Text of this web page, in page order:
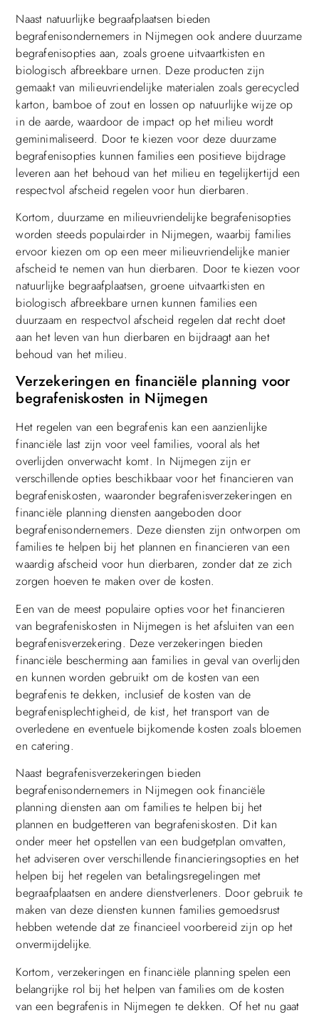
Naast natuurlijke begraafplaatsen bieden
begrafenisondernemers in Nijmegen ook andere duurzame
begrafenisopties aan, zoals groene uitvaartkisten en
biologisch afbreekbare urnen. Deze producten zijn
gemaakt van milieuvriendelijke materialen zoals gerecycled
karton, bamboe of zout en lossen op natuurlijke wijze op
in de aarde, waardoor de impact op het milieu wordt
geminimaliseerd. Door te kiezen voor deze duurzame
begrafenisopties kunnen families een positieve bijdrage
leveren aan het behoud van het milieu en tegelijkertijd een
respectvol afscheid regelen voor hun dierbaren.
Kortom, duurzame en milieuvriendelijke begrafenisopties
worden steeds populairder in Nijmegen, waarbij families
ervoor kiezen om op een meer milieuvriendelijke manier
afscheid te nemen van hun dierbaren. Door te kiezen voor
natuurlijke begraafplaatsen, groene uitvaartkisten en
biologisch afbreekbare urnen kunnen families een
duurzaam en respectvol afscheid regelen dat recht doet
aan het leven van hun dierbaren en bijdraagt aan het
behoud van het milieu.
Verzekeringen en financiële planning voor
begrafeniskosten in Nijmegen
Het regelen van een begrafenis kan een aanzienlijke
financiële last zijn voor veel families, vooral als het
overlijden onverwacht komt. In Nijmegen zijn er
verschillende opties beschikbaar voor het financieren van
begrafeniskosten, waaronder begrafenisverzekeringen en
financiële planning diensten aangeboden door
begrafenisondernemers. Deze diensten zijn ontworpen om
families te helpen bij het plannen en financieren van een
waardig afscheid voor hun dierbaren, zonder dat ze zich
zorgen hoeven te maken over de kosten.
Een van de meest populaire opties voor het financieren
van begrafeniskosten in Nijmegen is het afsluiten van een
begrafenisverzekering. Deze verzekeringen bieden
financiële bescherming aan families in geval van overlijden
en kunnen worden gebruikt om de kosten van een
begrafenis te dekken, inclusief de kosten van de
begrafenisplechtigheid, de kist, het transport van de
overledene en eventuele bijkomende kosten zoals bloemen
en catering.
Naast begrafenisverzekeringen bieden
begrafenisondernemers in Nijmegen ook financiële
planning diensten aan om families te helpen bij het
plannen en budgetteren van begrafeniskosten. Dit kan
onder meer het opstellen van een budgetplan omvatten,
het adviseren over verschillende financieringsopties en het
helpen bij het regelen van betalingsregelingen met
begraafplaatsen en andere dienstverleners. Door gebruik te
maken van deze diensten kunnen families gemoedsrust
hebben wetende dat ze financieel voorbereid zijn op het
onvermijdelijke.
Kortom, verzekeringen en financiële planning spelen een
belangrijke rol bij het helpen van families om de kosten
van een begrafenis in Nijmegen te dekken. Of het nu gaat